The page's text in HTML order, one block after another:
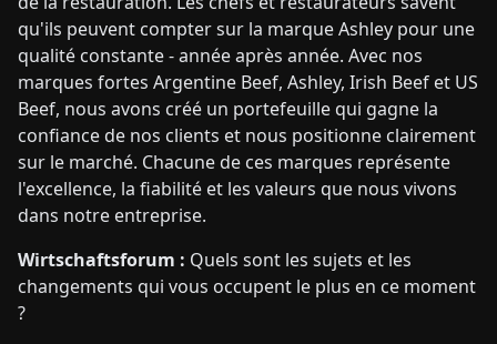
qu'ils peuvent compter sur la marque Ashley pour une
qualité constante - année après année. Avec nos
marques fortes Argentine Beef, Ashley, Irish Beef et US
Beef, nous avons créé un portefeuille qui gagne la
confiance de nos clients et nous positionne clairement
sur le marché. Chacune de ces marques représente
l'excellence, la fiabilité et les valeurs que nous vivons
dans notre entreprise.
Wirtschaftsforum : Quels sont les sujets et les
changements qui vous occupent le plus en ce moment
?